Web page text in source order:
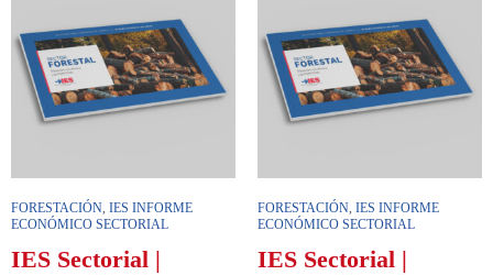
FORESTACIÓN, IES INFORME
ECONÓMICO SECTORIAL
IES Sectorial |
FORESTACIÓN, IES INFORME
ECONÓMICO SECTORIAL
IES Sectorial |